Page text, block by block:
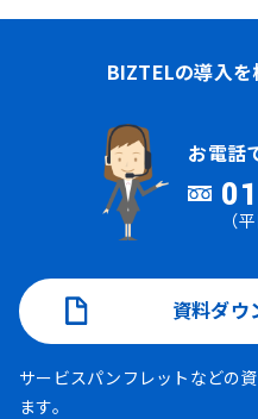
BIZTELの導入
お電話
（
資料ダウ
サービスパンフレットなどの
ます。